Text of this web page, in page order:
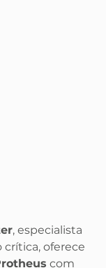
, especialista
oferece
com